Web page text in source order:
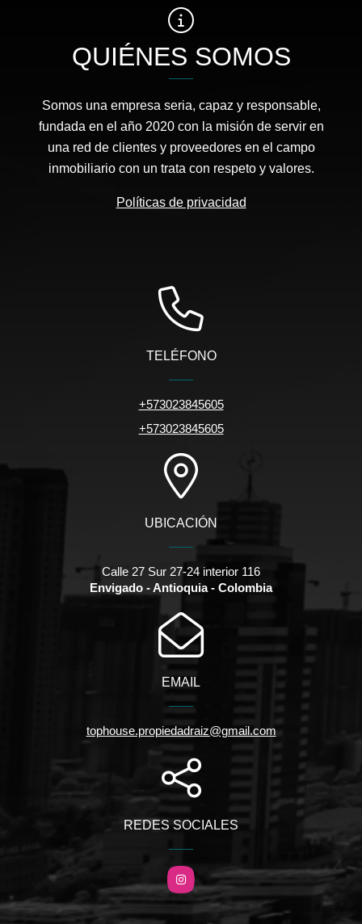
QUIÉNES SOMOS
Somos una empresa seria, capaz y responsable,
fundada en el año 2020 con la misión de servir en
una red de clientes y proveedores en el campo
inmobiliario con un trata con respeto y valores.
Políticas de privacidad
TELÉFONO
+573023845605
+573023845605
UBICACIÓN
Calle 27 Sur 27-24 interior 116
Envigado - Antioquia - Colombia
EMAIL
tophouse.propiedadraiz@gmail.com
REDES SOCIALES
Instagram